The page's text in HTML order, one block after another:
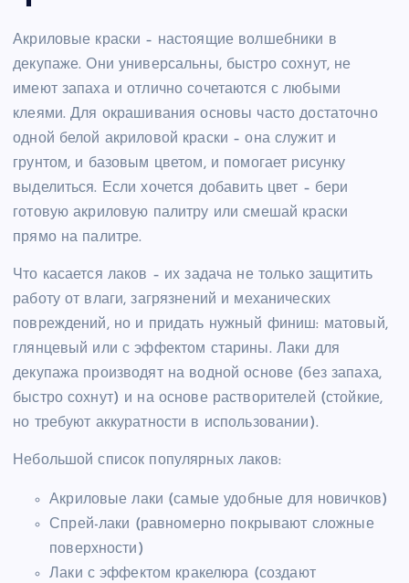
Акриловые краски – настоящие волшебники в
декупаже. Они универсальны, быстро сохнут, не
имеют запаха и отлично сочетаются с любыми
клеями. Для окрашивания основы часто достаточно
одной белой акриловой краски – она служит и
грунтом, и базовым цветом, и помогает рисунку
выделиться. Если хочется добавить цвет – бери
готовую акриловую палитру или смешай краски
прямо на палитре.
Что касается лаков – их задача не только защитить
работу от влаги, загрязнений и механических
повреждений, но и придать нужный финиш: матовый,
глянцевый или с эффектом старины. Лаки для
декупажа производят на водной основе (без запаха,
быстро сохнут) и на основе растворителей (стойкие,
но требуют аккуратности в использовании).
Небольшой список популярных лаков:
Акриловые лаки (самые удобные для новичков)
Спрей-лаки (равномерно покрывают сложные
поверхности)
Лаки с эффектом кракелюра (создают